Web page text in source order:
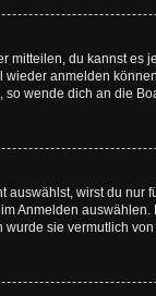
du kannst
wieder anmelden
wende dich an die
auswählst, wirst du
Anmelden
sie vermutlich